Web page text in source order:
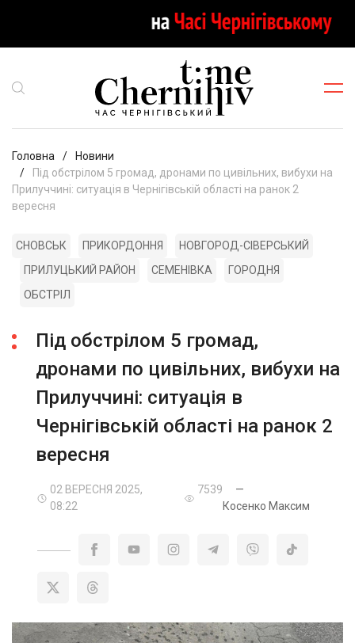
Головна
Новини
Під обстрілом 5 громад, дронами по цивільних, вибухи на
Прилуччині: ситуація в Чернігівській області на ранок 2
вересня
СНОВСЬК ПРИКОРДОННЯ
НОВГОРОД-СІВЕРСЬКИЙ
ПРИЛУЦЬКИЙ РАЙОН
СЕМЕНІВКА
ГОРОДНЯ
ОБСТРІЛ
Під обстрілом 5 громад,
дронами по цивільних, вибухи на
Прилуччині: ситуація в
Чернігівській області на ранок 2
вересня
02 ВЕРЕСНЯ 2025,
08:22
7539
—
Косенко Максим